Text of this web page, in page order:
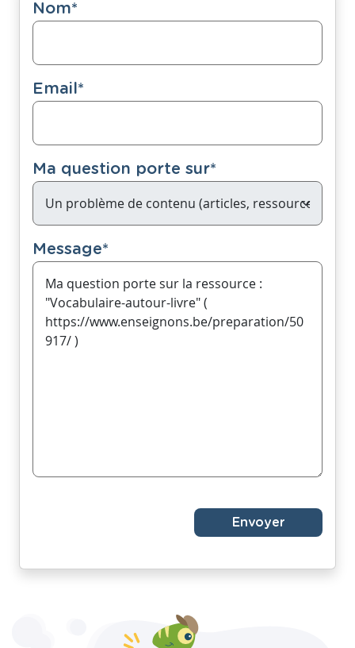
Nom*
Email*
Ma question porte sur*
Message*
Envoyer